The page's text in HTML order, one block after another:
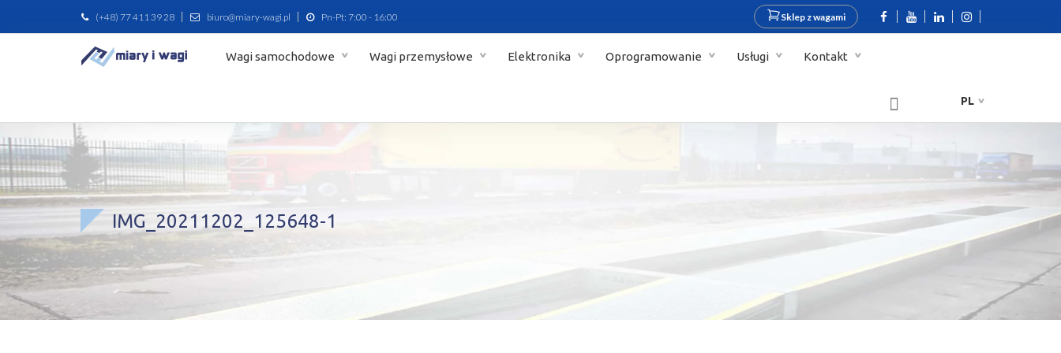
(+48) 77 411 39 28 biuro@miary-wagi.pl Pn-Pt: 7:00 - 16:00 Sklep z wagami
Wagi samochodowe Wagi przemysłowe Elektronika Oprogramowanie Usługi Kontakt
PL
IMG_20211202_125648-1